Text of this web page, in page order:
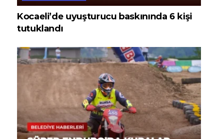
Kocaeli’de uyuşturucu baskınında 6 kişi
tutuklandı